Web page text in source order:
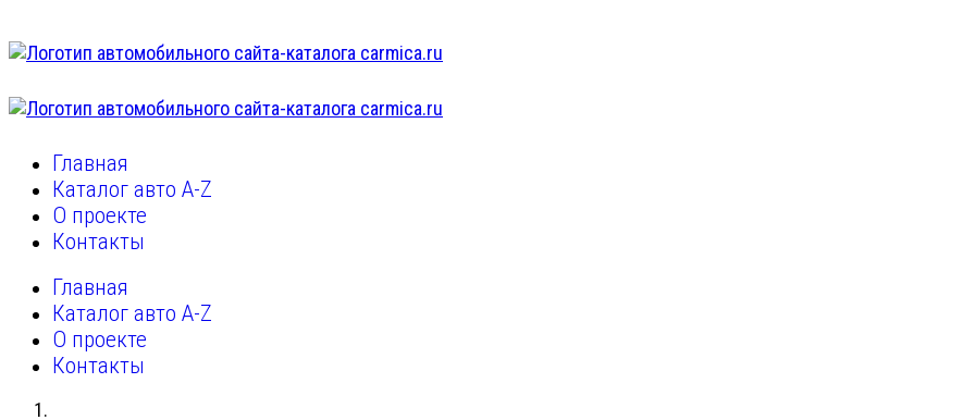
Главная
Каталог авто A-Z
О проекте
Контакты
Главная
Каталог авто A-Z
О проекте
Контакты